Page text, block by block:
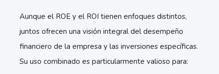
Aunque el ROE y el ROI tienen enfoques distintos,
juntos ofrecen una visión integral del desempeño
financiero de la empresa y las inversiones específicas.
Su uso combinado es particularmente valioso para: